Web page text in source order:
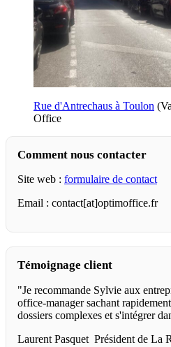
Rue d'Antrechaus à Toulon
Office
Comment nous contacter
Site web : formulaire de contact
Email : contact[at]optimoffice.fr
Témoignage client
"Je recommande Sylvie aux
office-manager sachant
dossiers complexes et s'intégrer
Laurent Pasquet Président de La